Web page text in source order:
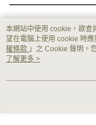
熱門標籤
本網站中使用 cookie，欲查
望在電腦上使用 cookie 時
權條款 」之 Cookie 聲明。
用條款之 Cookie 聲明使用
了解更多 >